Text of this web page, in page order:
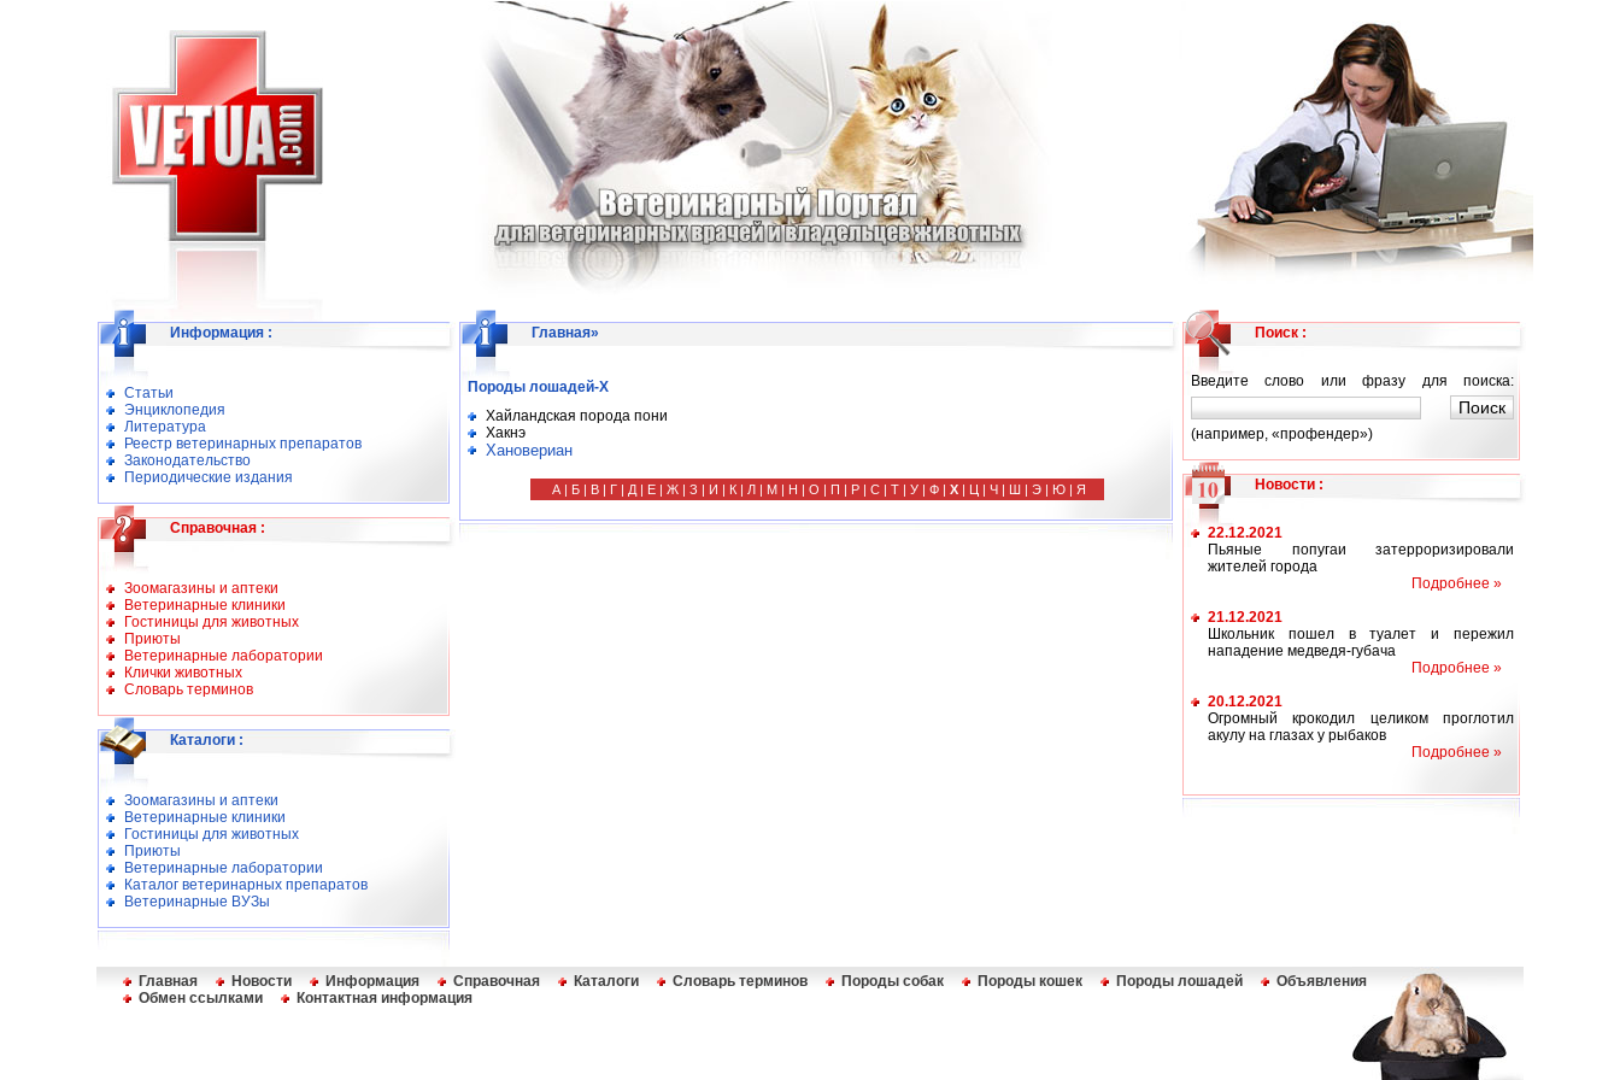
Информация :
Статьи
Энциклопедия
Литература
Реестр ветеринарных препаратов
Законодательство
Периодические издания
Справочная :
Зоомагазины и аптеки
Ветеринарные клиники
Гостиницы для животных
Приюты
Ветеринарные лаборатории
Клички животных
Словарь терминов
Каталоги :
Зоомагазины и аптеки
Ветеринарные клиники
Гостиницы для животных
Приюты
Ветеринарные лаборатории
Каталог ветеринарных препаратов
Ветеринарные ВУЗы
Главная»
Породы лошадей-Х
Хайландская порода пони
Хакнэ
Хановериан
А | Б | В | Г | Д | Е | Ж | З | И | К | Л | М | Н | О | П | Р | С | Т | У | Ф | Х | Ц | Ч | Ш | Э | Ю | Я
Поиск :
Введите слово или фразу для поиска:
(например, «профендер»)
Новости :
22.12.2021
Пьяные попугаи затерроризировали
жителей города
Подробнее »
21.12.2021
Школьник пошел в туалет и пережил
нападение медведя-губача
Подробнее »
20.12.2021
Огромный крокодил целиком проглотил
акулу на глазах у рыбаков
Подробнее »
Главная Новости Информация Справочная Каталоги Словарь терминов Породы собак Породы кошек Породы лошадей
Объявления
Обмен ссылками
Контактная информация